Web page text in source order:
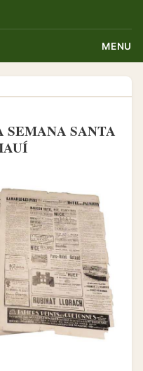
MENU
SEMANA SANTA